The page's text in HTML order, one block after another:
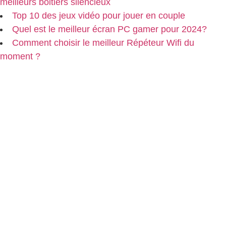
meilleurs boitiers silencieux
Top 10 des jeux vidéo pour jouer en couple
Quel est le meilleur écran PC gamer pour 2024?
Comment choisir le meilleur Répéteur Wifi du
moment ?